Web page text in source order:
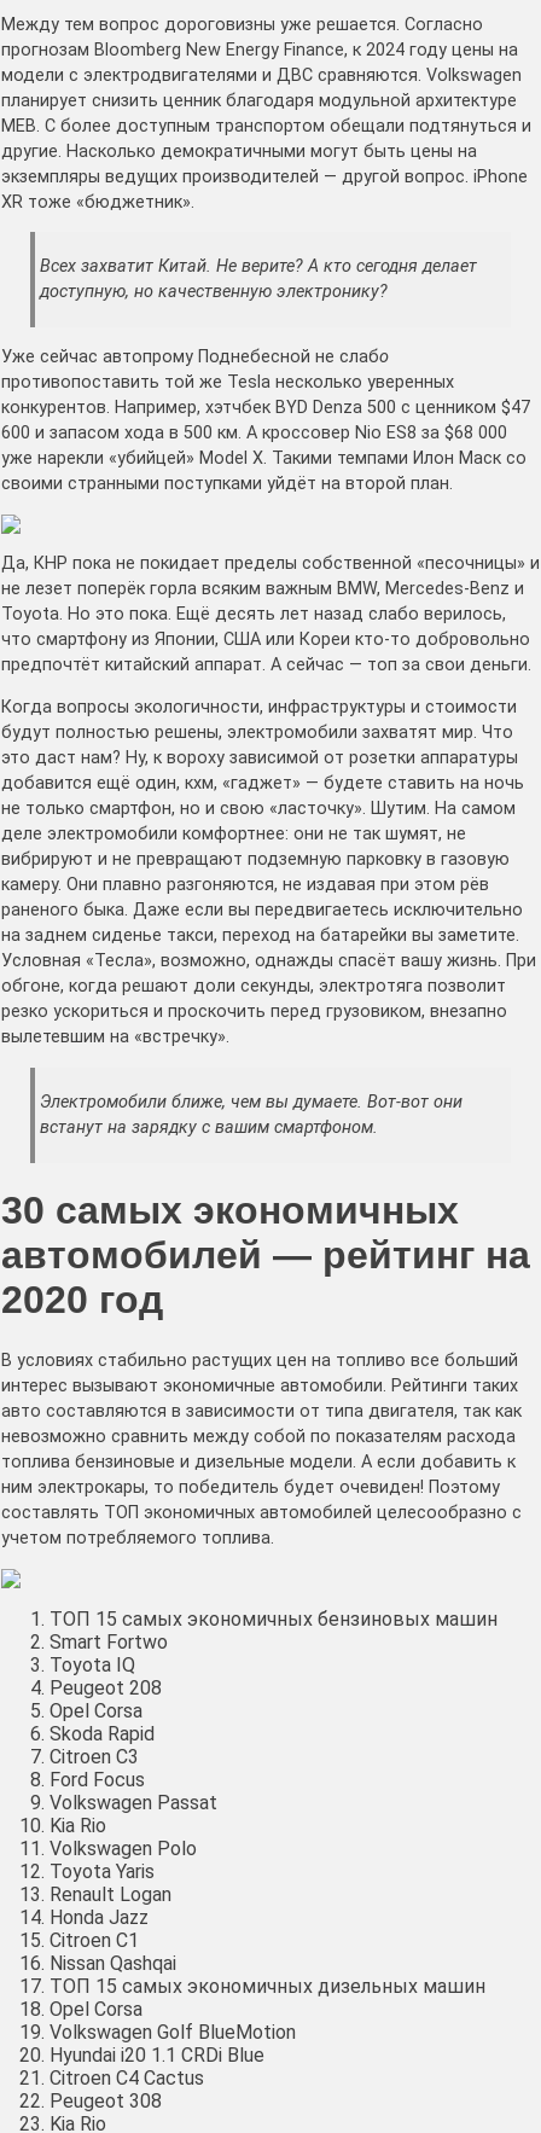
Между тем вопрос дороговизны уже решается. Согласно
прогнозам Bloomberg New Energy Finance, к 2024 году цены на
модели с электродвигателями и ДВС сравняются. Volkswagen
планирует снизить ценник благодаря модульной архитектуре
MEB. С более доступным транспортом обещали подтянуться и
другие. Насколько демократичными могут быть цены на
экземпляры ведущих производителей — другой вопрос. iPhone
XR тоже «бюджетник».
Всех захватит Китай. Не верите? А кто сегодня делает
доступную, но качественную электронику?
Уже сейчас автопрому Поднебесной не слабо
противопоставить той же Tesla несколько уверенных
конкурентов. Например, хэтчбек BYD Denza 500 с ценником $47
600 и запасом хода в 500 км. А кроссовер Nio ES8 за $68 000
уже нарекли «убийцей» Model X. Такими темпами Илон Маск со
своими странными поступками уйдёт на второй план.
Да, КНР пока не покидает пределы собственной «песочницы» и
не лезет поперёк горла всяким важным BMW, Mercedes-Benz и
Toyota. Но это пока. Ещё десять лет назад слабо верилось,
что смартфону из Японии, США или Кореи кто-то добровольно
предпочтёт китайский аппарат. А сейчас — топ за свои деньги.
Когда вопросы экологичности, инфраструктуры и стоимости
будут полностью решены, электромобили захватят мир. Что
это даст нам? Ну, к вороху зависимой от розетки аппаратуры
добавится ещё один, кхм, «гаджет» — будете ставить на ночь
не только смартфон, но и свою «ласточку». Шутим. На самом
деле электромобили комфортнее: они не так шумят, не
вибрируют и не превращают подземную парковку в газовую
камеру. Они плавно разгоняются, не издавая при этом рёв
раненого быка. Даже если вы передвигаетесь исключительно
на заднем сиденье такси, переход на батарейки вы заметите.
Условная «Тесла», возможно, однажды спасёт вашу жизнь. При
обгоне, когда решают доли секунды, электротяга позволит
резко ускориться и проскочить перед грузовиком, внезапно
вылетевшим на «встречку».
Электромобили ближе, чем вы думаете. Вот-вот они
встанут на зарядку с вашим смартфоном.
30 самых экономичных
автомобилей — рейтинг на
2020 год
В условиях стабильно растущих цен на топливо все больший
интерес вызывают экономичные автомобили. Рейтинги таких
авто составляются в зависимости от типа двигателя, так как
невозможно сравнить между собой по показателям расхода
топлива бензиновые и дизельные модели. А если добавить к
ним электрокары, то победитель будет очевиден! Поэтому
составлять ТОП экономичных автомобилей целесообразно с
учетом потребляемого топлива.
ТОП 15 самых экономичных бензиновых машин
Smart Fortwo
Toyota IQ
Peugeot 208
Opel Corsa
Skoda Rapid
Citroen C3
Ford Focus
Volkswagen Passat
Kia Rio
Volkswagen Polo
Toyota Yaris
Renault Logan
Honda Jazz
Citroen C1
Nissan Qashqai
ТОП 15 самых экономичных дизельных машин
Opel Corsa
Volkswagen Golf BlueMotion
Hyundai i20 1.1 CRDi Blue
Citroen C4 Cactus
Peugeot 308
Kia Rio